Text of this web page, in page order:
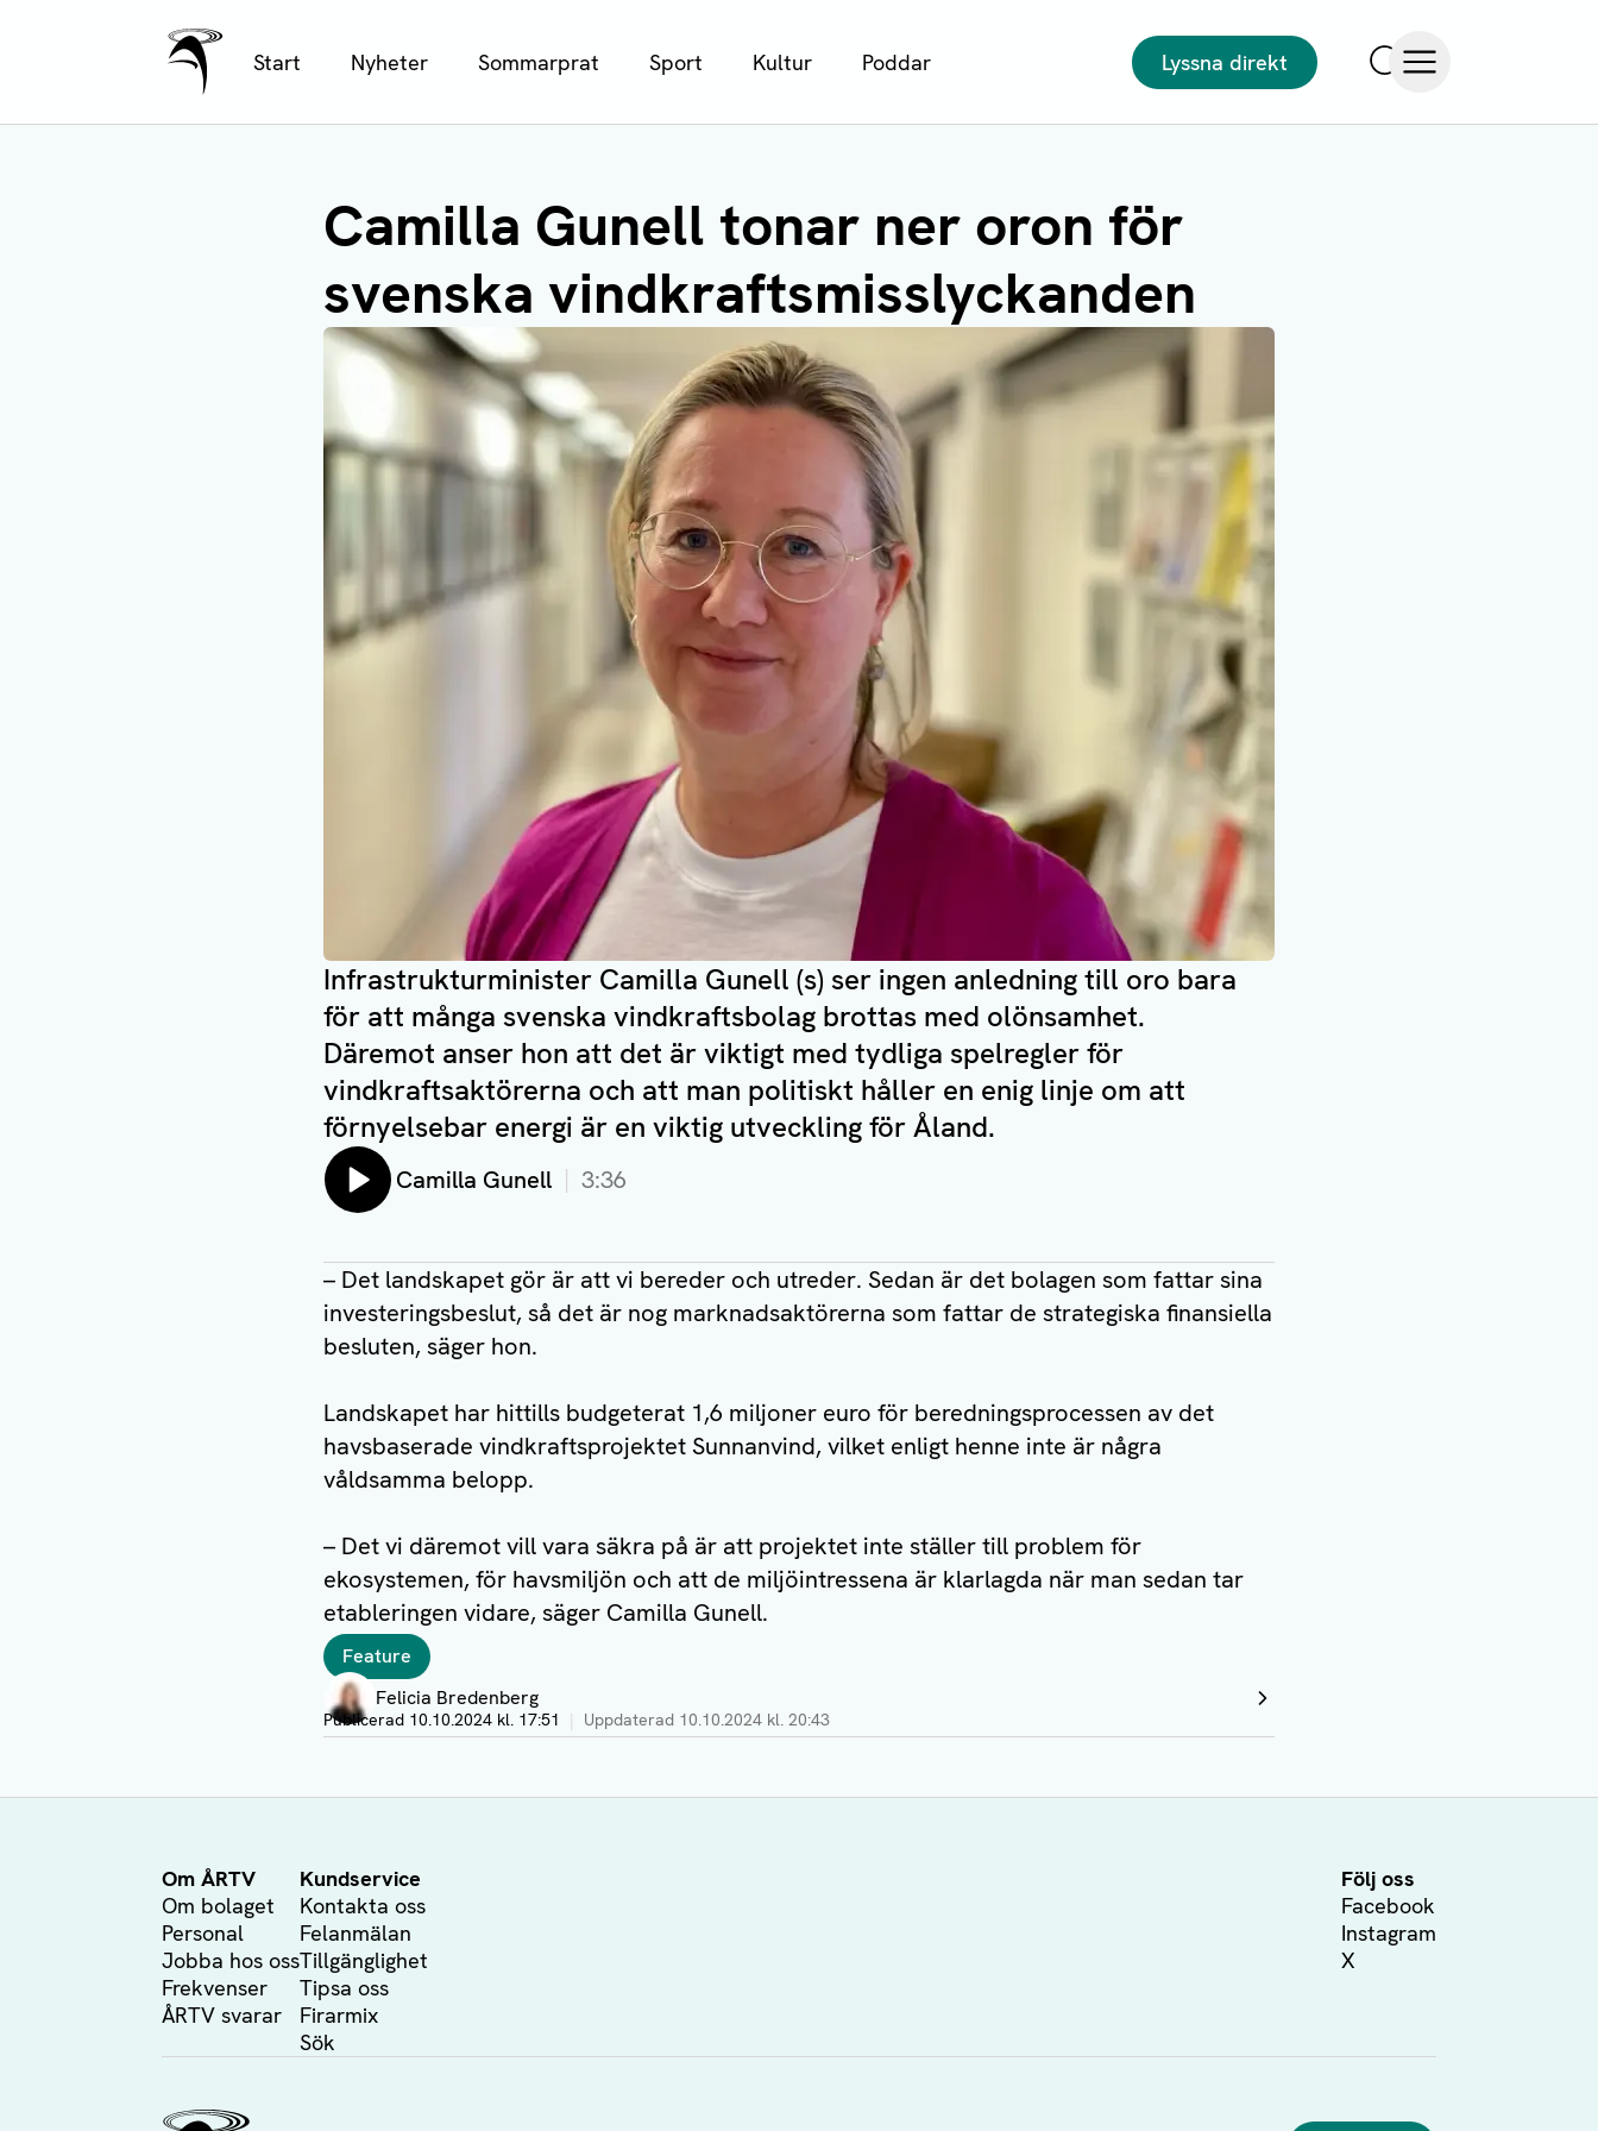
Ålands Radio & TV
Start Nyheter Sommarprat Sport Kultur Poddar
Lyssna direkt
Camilla Gunell tonar ner oron för
svenska vindkraftsmisslyckanden
Infrastrukturminister Camilla Gunell (s) ser ingen anledning till oro bara
för att många svenska vindkraftsbolag brottas med olönsamhet.
Däremot anser hon att det är viktigt med tydliga spelregler för
vindkraftsaktörerna och att man politiskt håller en enig linje om att
förnyelsebar energi är en viktig utveckling för Åland.
Lyssna på:
Camilla Gunell 3:36
– Det landskapet gör är att vi bereder och utreder. Sedan är det bolagen som fattar sina
investeringsbeslut, så det är nog marknadsaktörerna som fattar de strategiska finansiella
besluten, säger hon.
Landskapet har hittills budgeterat 1,6 miljoner euro för beredningsprocessen av det
havsbaserade vindkraftsprojektet Sunnanvind, vilket enligt henne inte är några
våldsamma belopp.
– Det vi däremot vill vara säkra på är att projektet inte ställer till problem för
ekosystemen, för havsmiljön och att de miljöintressena är klarlagda när man sedan tar
etableringen vidare, säger Camilla Gunell.
Taggar
Feature
Författare
Felicia Bredenberg
Visa profil
Publicerad 10.10.2024 kl. 17:51 Uppdaterad 10.10.2024 kl. 20:43
Om ÅRTV
Om bolaget
Personal
Jobba hos oss
Frekvenser
ÅRTV svarar
Kundservice
Kontakta oss
Felanmälan
Tillgänglighet
Tipsa oss
Firarmix
Sök
Följ oss
Facebook
Instagram
X
Ålands Radio & TV